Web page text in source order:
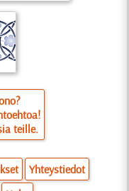
teille.
Yhteystiedot